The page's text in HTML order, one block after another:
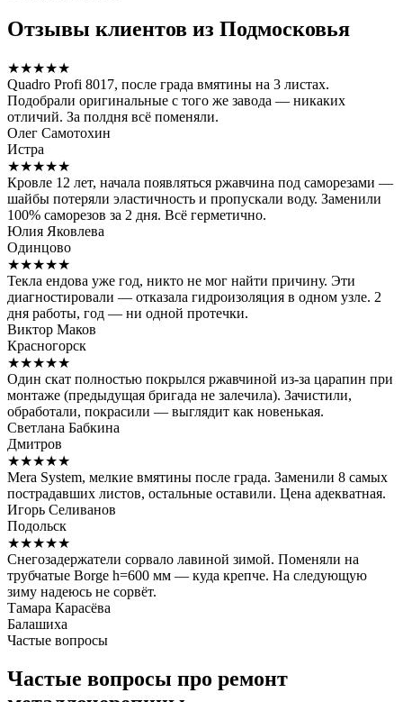
Отзывы клиентов из Подмосковья
★★★★★
Quadro Profi 8017, после града вмятины на 3 листах.
Подобрали оригинальные с того же завода — никаких
отличий. За полдня всё поменяли.
Олег Самотохин
Истра
★★★★★
Кровле 12 лет, начала появляться ржавчина под саморезами —
шайбы потеряли эластичность и пропускали воду. Заменили
100% саморезов за 2 дня. Всё герметично.
Юлия Яковлева
Одинцово
★★★★★
Текла ендова уже год, никто не мог найти причину. Эти
диагностировали — отказала гидроизоляция в одном узле. 2
дня работы, год — ни одной протечки.
Виктор Маков
Красногорск
★★★★★
Один скат полностью покрылся ржавчиной из-за царапин при
монтаже (предыдущая бригада не залечила). Зачистили,
обработали, покрасили — выглядит как новенькая.
Светлана Бабкина
Дмитров
★★★★★
Mera System, мелкие вмятины после града. Заменили 8 самых
пострадавших листов, остальные оставили. Цена адекватная.
Игорь Селиванов
Подольск
★★★★★
Снегозадержатели сорвало лавиной зимой. Поменяли на
трубчатые Borge h=600 мм — куда крепче. На следующую
зиму надеюсь не сорвёт.
Тамара Карасёва
Балашиха
Частые вопросы
Частые вопросы про ремонт